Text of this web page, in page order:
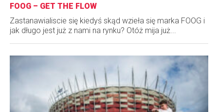
FOOG – GET THE FLOW
Zastanawialiscie się kiedyś skąd wzieła się marka FOOG i
jak długo jest już z nami na rynku? Otóż mija już...